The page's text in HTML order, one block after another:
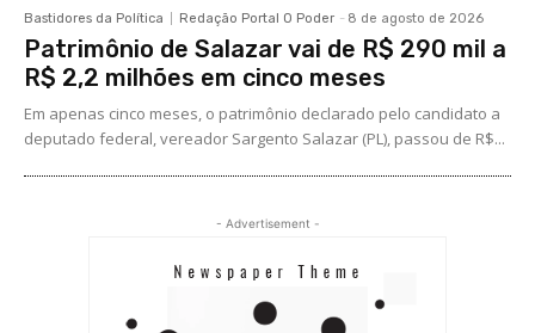
Bastidores da Política Redação Portal O Poder - 8 de agosto de 2026
Patrimônio de Salazar vai de R$ 290 mil a
R$ 2,2 milhões em cinco meses
Em apenas cinco meses, o patrimônio declarado pelo candidato a
deputado federal, vereador Sargento Salazar (PL), passou de R$...
- Advertisement -